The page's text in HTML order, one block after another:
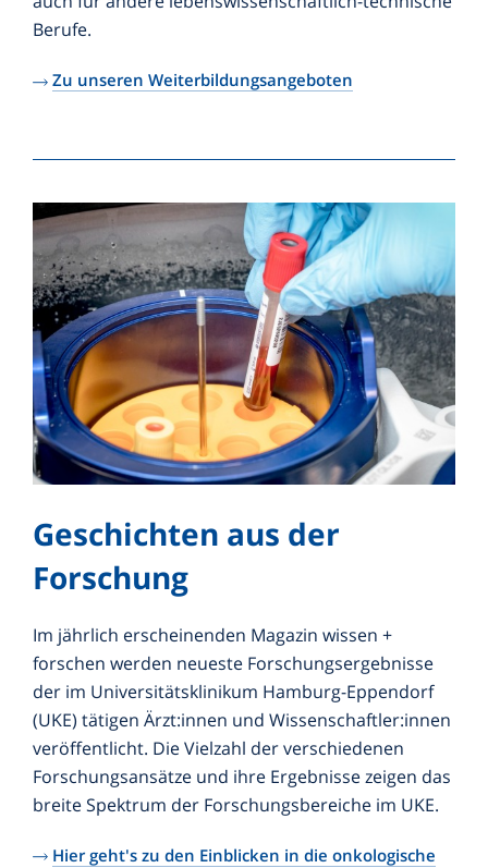
Berufe.
Zu unseren Weiterbildungsangeboten
Geschichten aus der
Forschung
Im jährlich erscheinenden Magazin wissen +
forschen werden neueste Forschungsergebnisse
der im Universitätsklinikum Hamburg-Eppendorf
(UKE) tätigen Ärzt:innen und Wissenschaftler:innen
veröffentlicht. Die Vielzahl der verschiedenen
Forschungsansätze und ihre Ergebnisse zeigen das
breite Spektrum der Forschungsbereiche im UKE.
Hier geht's zu den Einblicken in die onkologische